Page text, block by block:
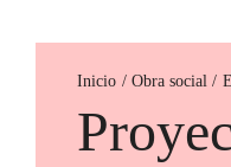
Inicio